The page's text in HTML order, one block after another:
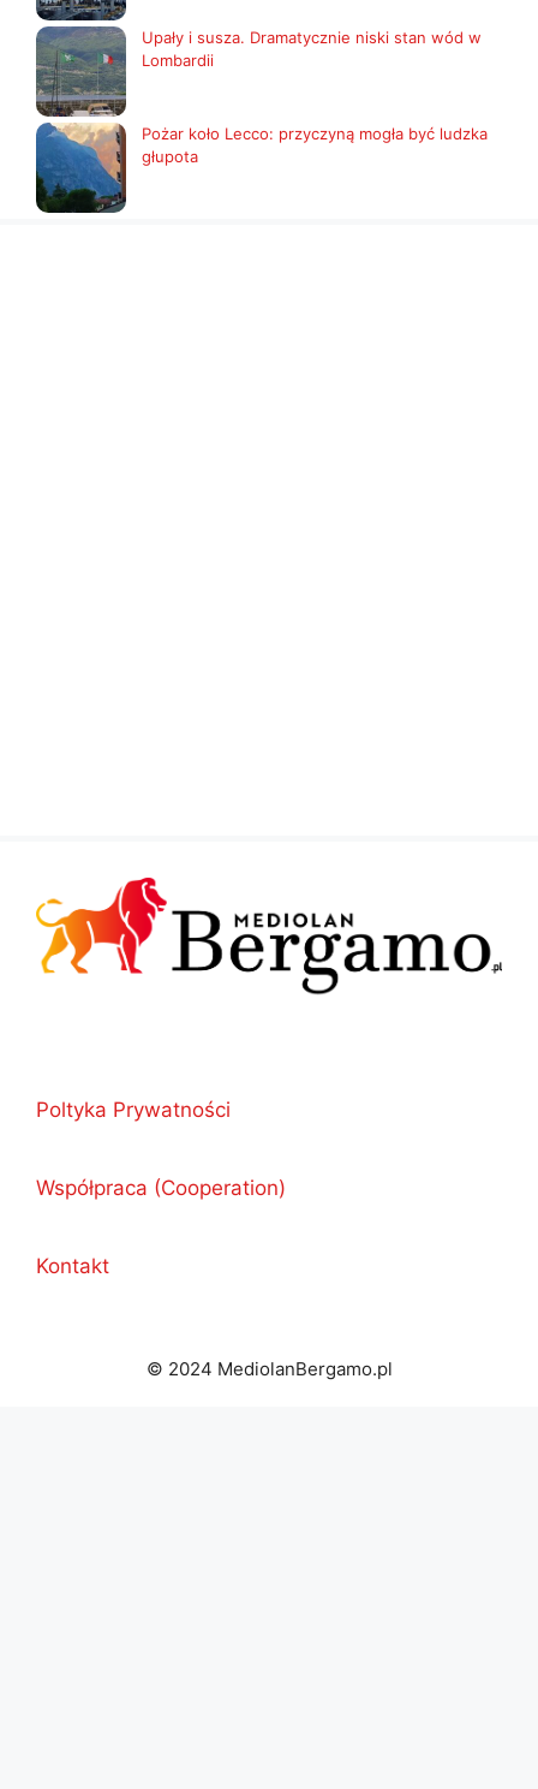
Upały i susza. Dramatycznie niski stan wód w
Lombardii
Pożar koło Lecco: przyczyną mogła być ludzka
głupota
Poltyka Prywatności
Współpraca (Cooperation)
Kontakt
© 2024 MediolanBergamo.pl